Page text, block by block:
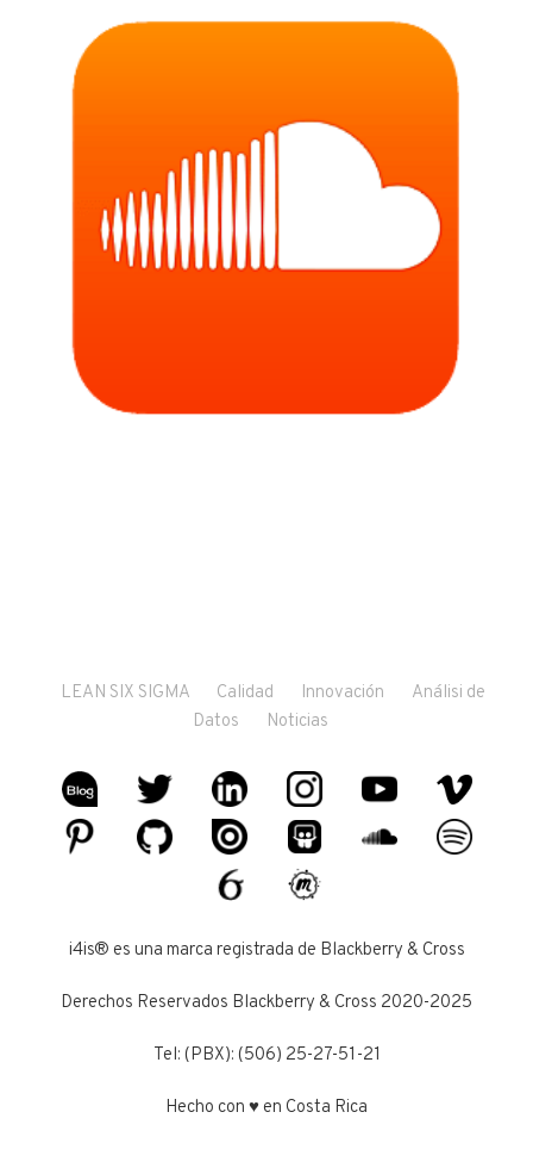
LEAN SIX SIGMA Calidad Innovación
Análisi de
Datos
Noticias
i4is® es una marca registrada de Blackberry & Cross
Derechos Reservados Blackberry & Cross 2020-2025
Tel: (PBX): (506) 25-27-51-21
Hecho con ♥ en Costa Rica